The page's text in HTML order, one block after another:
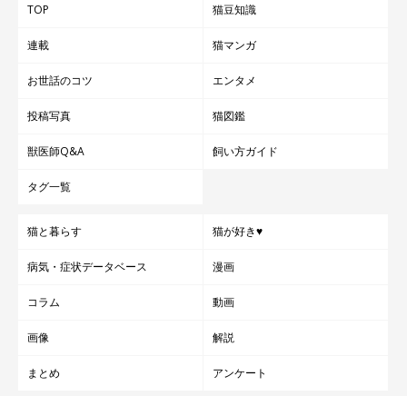
TOP 猫豆知識
連載 猫マンガ
お世話のコツ エンタメ
投稿写真 猫図鑑
獣医師Q&A 飼い方ガイド
タグ一覧
猫と暮らす 猫が好き♥
病気・症状データベース 漫画
コラム 動画
画像 解説
まとめ アンケート